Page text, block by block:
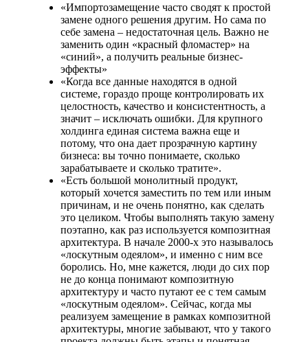
«Импортозамещение часто сводят к простой
замене одного решения другим. Но сама по
себе замена – недостаточная цель. Важно не
заменить один «красный фломастер» на
«синий», а получить реальные бизнес-
эффекты»
«Когда все данные находятся в одной
системе, гораздо проще контролировать их
целостность, качество и консистентность, а
значит – исключать ошибки. Для крупного
холдинга единая система важна еще и
потому, что она дает прозрачную картину
бизнеса: вы точно понимаете, сколько
зарабатываете и сколько тратите».
«Есть большой монолитный продукт,
который хочется заместить по тем или иным
причинам, и не очень понятно, как сделать
это целиком. Чтобы выполнять такую замену
поэтапно, как раз используется композитная
архитектура. В начале 2000-х это называлось
«лоскутным одеялом», и именно с ним все
боролись. Но, мне кажется, люди до сих пор
не до конца понимают композитную
архитектуру и часто путают ее с тем самым
«лоскутным одеялом». Сейчас, когда мы
реализуем замещение в рамках композитной
архитектуры, многие забывают, что у такого